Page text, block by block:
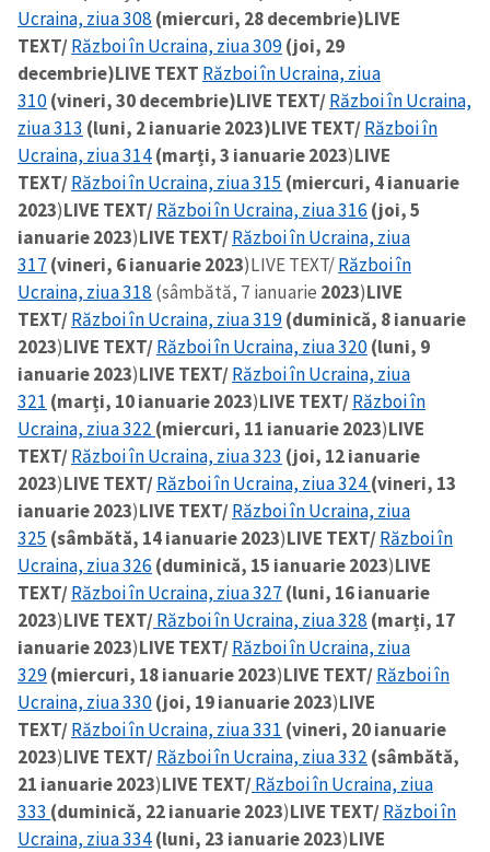
Ucraina, ziua 308 (miercuri, 28 decembrie)LIVE
TEXT/Război în Ucraina, ziua 309(joi, 29
decembrie)LIVE TEXT Război în Ucraina, ziua
310(vineri, 30 decembrie)LIVE TEXT/Război în Ucraina,
ziua 313 (luni, 2 ianuarie 2023)LIVE TEXT/Război în
Ucraina, ziua 314(marți, 3 ianuarie 2023)LIVE
TEXT/Război în Ucraina, ziua 315 (miercuri, 4 ianuarie
2023)LIVE TEXT/Război în Ucraina, ziua 316 (joi, 5
ianuarie 2023)LIVE TEXT/Război în Ucraina, ziua
317 (vineri, 6 ianuarie 2023)LIVE TEXT/Război în
Ucraina, ziua 318 (sâmbătă, 7 ianuarie 2023)LIVE
TEXT/Război în Ucraina, ziua 319(duminică, 8 ianuarie
2023)LIVE TEXT/Război în Ucraina, ziua 320(luni, 9
ianuarie 2023)LIVE TEXT/Război în Ucraina, ziua
321 (marți, 10 ianuarie 2023)LIVE TEXT/Război în
Ucraina, ziua 322 (miercuri, 11 ianuarie 2023)LIVE
TEXT/Război în Ucraina, ziua 323 (joi, 12 ianuarie
2023)LIVE TEXT/Război în Ucraina, ziua 324(vineri, 13
ianuarie 2023)LIVE TEXT/Război în Ucraina, ziua
325 (sâmbătă, 14 ianuarie 2023)LIVE TEXT/Război în
Ucraina, ziua 326 (duminică, 15 ianuarie 2023)LIVE
TEXT/Război în Ucraina, ziua 327 (luni, 16 ianuarie
2023)LIVE TEXT/Război în Ucraina, ziua 328 (marți, 17
ianuarie 2023)LIVE TEXT/Război în Ucraina, ziua
329(miercuri, 18 ianuarie 2023)LIVE TEXT/Război în
Ucraina, ziua 330(joi, 19 ianuarie 2023)LIVE
TEXT/Război în Ucraina, ziua 331 (vineri, 20 ianuarie
2023)LIVE TEXT/Război în Ucraina, ziua 332 (sâmbătă,
21 ianuarie 2023)LIVE TEXT/Război în Ucraina, ziua
333 (duminică, 22 ianuarie 2023)LIVE TEXT/Război în
Ucraina, ziua 334(luni, 23 ianuarie 2023)LIVE